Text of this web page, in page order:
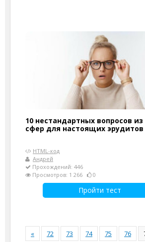
10 нестандартных вопросов
сфер для настоящих эрудитов
HTML-код
Андрей
Прохождений: 446
Просмотров: 1 266
0
Пройти тест
« 72 73 74 75 76